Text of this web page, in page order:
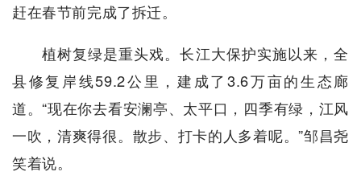
赶在春节前完成了拆迁。
植树复绿是重头戏。长江大保护实施以来，全
县修复岸线59.2公里，建成了3.6万亩的生态廊
道。“现在你去看安澜亭、太平口，四季有绿，江风
一吹，清爽得很。散步、打卡的人多着呢。”邹昌尧
笑着说。